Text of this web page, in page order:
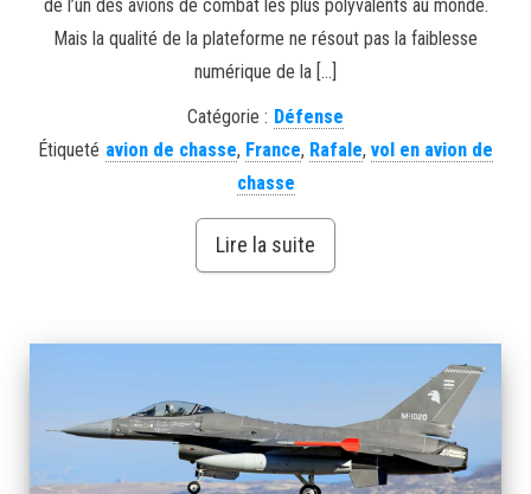
de l’un des avions de combat les plus polyvalents au monde.
Mais la qualité de la plateforme ne résout pas la faiblesse
numérique de la […]
Catégorie : Défense
Étiqueté avion de chasse, France, Rafale, vol en avion de
chasse
Lire la suite